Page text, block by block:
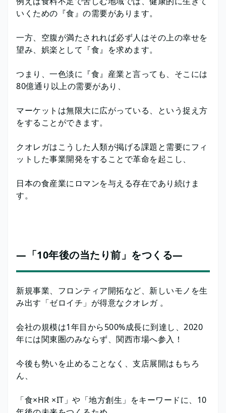
いくための『食』の需要があります。
一方、空腹が満たされれば必ず人はその上の幸せを
望み、娯楽として『食』を求めます。
つまり、一色淡に『食』産業と言っても、そこには
80億通り以上の需要があり、
マーケットは無限大に広がっている、という捉え方
をすることができます。
クオレガはこうした人類が掲げる課題と需要にフィ
ットした事業開発をすることで革命を起こし、
日本の食産業にロマンを与える存在であり続けま
す。
―「10年後の当たり前」をつくる―
新規事業、フロンティア開拓など、新しいモノを生
み出す「ゼロイチ」が得意なクオレガ 。
会社の規模は1年目から500%成長に到達し、2020
年には関東圏のみならず、関西市場へ参入！
今後も勢いを止めることなく、支店展開はもちろ
ん、
「食×HR ×IT」や「地方創生」をキーワードに、10